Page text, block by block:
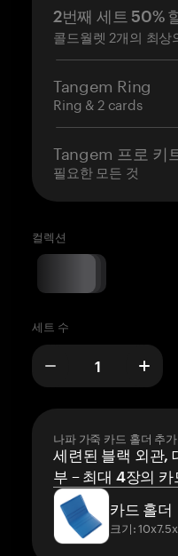
2번째 세트 50%
콜드월렛 2개의 최상
Tangem Ring
Ring & 2 cards
Tangem 프로 키
필요한 모든 것
컬렉션
세트 수
나파 가죽 카드 홀더 추가
세련된 블랙 외관,
부 – 최대 4장의
카드 홀더
크기: